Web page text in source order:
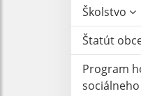
Školstvo
Štatút
Program